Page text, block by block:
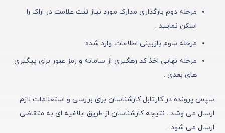
مرحله دوم بارگذاری مدارک مورد نیاز ثبت علامت در اراک را
اسکن نمایید .
مرحله سوم بازبینی اطلاعات وارد شده
مرحله نهایی اخذ کد رهگیری از سامانه و رمز عبور برای پیگیری
های بعدی .
سپس پرونده در کارتابل کارشناسان برای بررسی و استعلامات لازم
ارسال می وشد . نتیجه کارشناسان از طریق ابلاغیه ای به متقاضی
ارسال می شود .